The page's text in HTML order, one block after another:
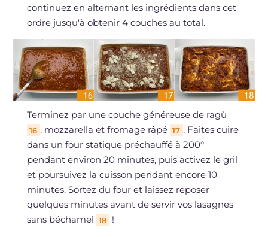
continuez en alternant les ingrédients dans cet
ordre jusqu'à obtenir 4 couches au total.
Terminez par une couche généreuse de ragù
16 , mozzarella et fromage râpé 17 . Faites cuire
dans un four statique préchauffé à 200°
pendant environ 20 minutes, puis activez le gril
et poursuivez la cuisson pendant encore 10
minutes. Sortez du four et laissez reposer
quelques minutes avant de servir vos lasagnes
sans béchamel 18 !